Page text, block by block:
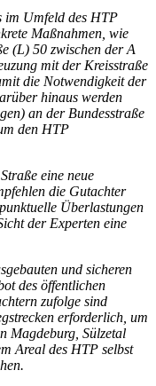
im Umfeld des HTP
Maßnahmen, wie
(L) 50 zwischen der A
mit der Kreisstraße
die Notwendigkeit der
hinaus werden
an der Bundesstraße
den HTP
eine neue
die Gutachter
Überlastungen
der Experten eine
und sicheren
des öffentlichen
zufolge sind
erforderlich, um
Magdeburg, Sülzetal
Areal des HTP selbst